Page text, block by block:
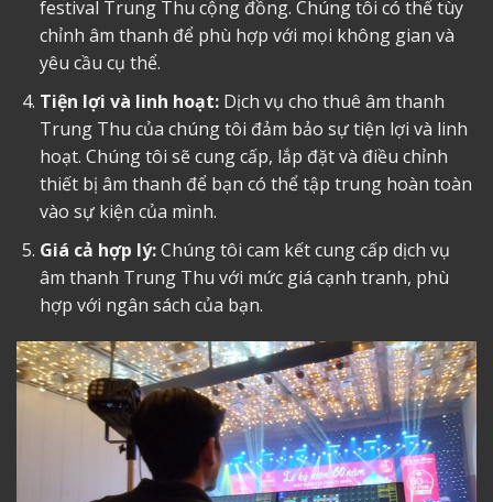
festival Trung Thu cộng đồng. Chúng tôi có thể tùy
chỉnh âm thanh để phù hợp với mọi không gian và
yêu cầu cụ thể.
Tiện lợi và linh hoạt:Dịch vụ cho thuê âm thanh
Trung Thu của chúng tôi đảm bảo sự tiện lợi và linh
hoạt. Chúng tôi sẽ cung cấp, lắp đặt và điều chỉnh
thiết bị âm thanh để bạn có thể tập trung hoàn toàn
vào sự kiện của mình.
Giá cả hợp lý:Chúng tôi cam kết cung cấp dịch vụ
âm thanh Trung Thu với mức giá cạnh tranh, phù
hợp với ngân sách của bạn.